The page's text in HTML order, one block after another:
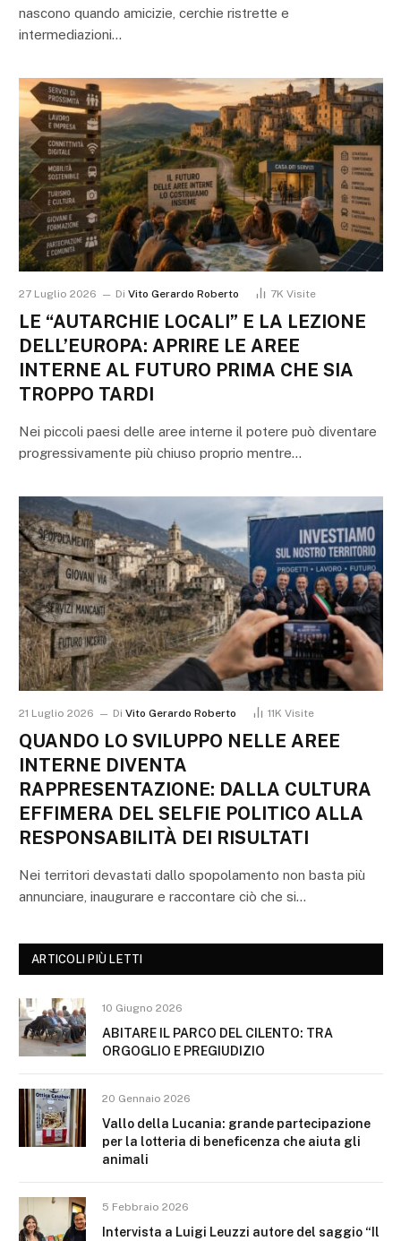
nascono quando amicizie, cerchie ristrette e
intermediazioni…
27 Luglio 2026 Di Vito Gerardo Roberto 7K Visite
LE “AUTARCHIE LOCALI” E LA LEZIONE
DELL’EUROPA: APRIRE LE AREE
INTERNE AL FUTURO PRIMA CHE SIA
TROPPO TARDI
Nei piccoli paesi delle aree interne il potere può diventare
progressivamente più chiuso proprio mentre…
21 Luglio 2026 Di Vito Gerardo Roberto 11K Visite
QUANDO LO SVILUPPO NELLE AREE
INTERNE DIVENTA
RAPPRESENTAZIONE: DALLA CULTURA
EFFIMERA DEL SELFIE POLITICO ALLA
RESPONSABILITÀ DEI RISULTATI
Nei territori devastati dallo spopolamento non basta più
annunciare, inaugurare e raccontare ciò che si…
ARTICOLI PIÙ LETTI
10 Giugno 2026
ABITARE IL PARCO DEL CILENTO: TRA
ORGOGLIO E PREGIUDIZIO
20 Gennaio 2026
Vallo della Lucania: grande partecipazione
per la lotteria di beneficenza che aiuta gli
animali
5 Febbraio 2026
Intervista a Luigi Leuzzi autore del saggio “Il